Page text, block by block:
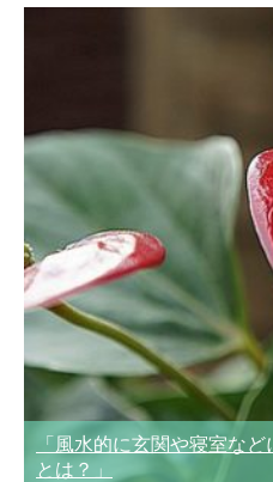
「風水的に玄関や寝室な
とは？」